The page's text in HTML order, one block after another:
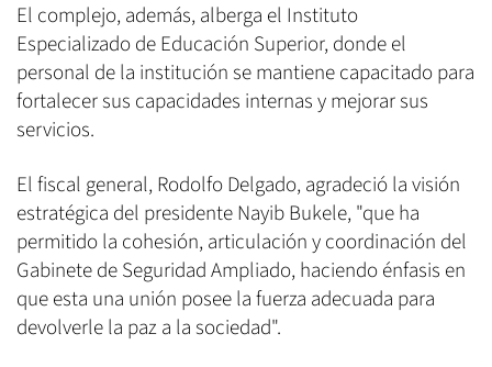
El complejo, además, alberga el Instituto
Especializado de Educación Superior, donde el
personal de la institución se mantiene capacitado para
fortalecer sus capacidades internas y mejorar sus
servicios.
El fiscal general, Rodolfo Delgado, agradeció la visión
estratégica del presidente Nayib Bukele, "que ha
permitido la cohesión, articulación y coordinación del
Gabinete de Seguridad Ampliado, haciendo énfasis en
que esta una unión posee la fuerza adecuada para
devolverle la paz a la sociedad".